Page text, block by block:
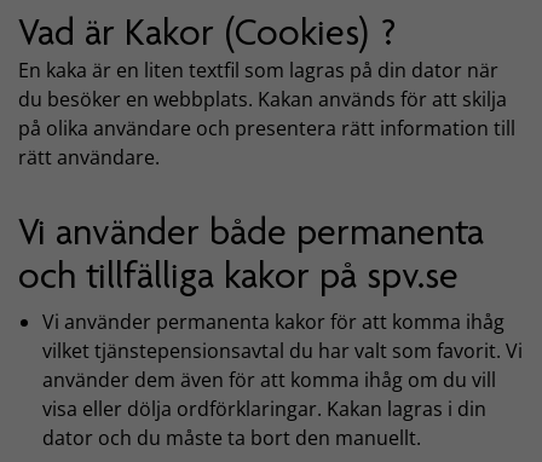
Vad är Kakor (Cookies) ?
En kaka är en liten textfil som lagras på din dator när
du besöker en webbplats. Kakan används för att skilja
på olika användare och presentera rätt information till
rätt användare.
Vi använder både permanenta
och tillfälliga kakor på spv.se
Vi använder permanenta kakor för att komma ihåg
vilket tjänstepensionsavtal du har valt som favorit. Vi
använder dem även för att komma ihåg om du vill
visa eller dölja ordförklaringar. Kakan lagras i din
dator och du måste ta bort den manuellt.